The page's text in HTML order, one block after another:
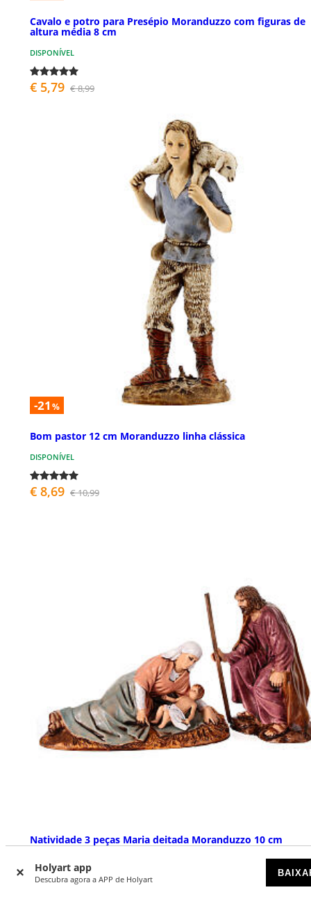
Holyart app
Descubra agora a APP de Holyart
Cavalo e potro para Presépio Moranduzzo com figuras de
altura média 8 cm
DISPONÍVEL
€ 5,79 € 8,99
-21 %
Bom pastor 12 cm Moranduzzo linha clássica
DISPONÍVEL
€ 8,69 € 10,99
Natividade 3 peças Maria deitada Moranduzzo 10 cm